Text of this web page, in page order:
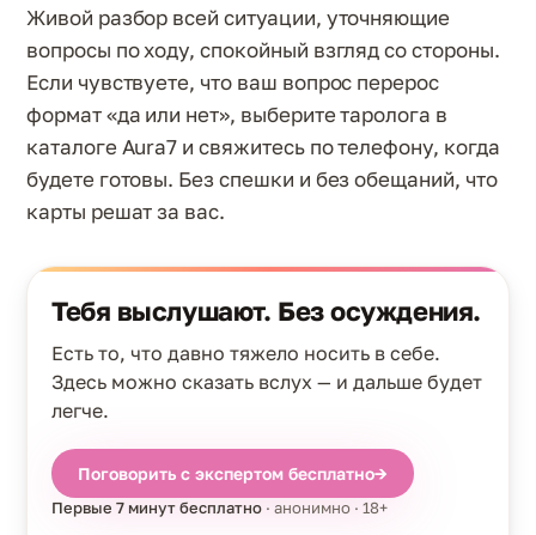
Живой разбор всей ситуации, уточняющие
вопросы по ходу, спокойный взгляд со стороны.
Если чувствуете, что ваш вопрос перерос
формат «да или нет», выберите таролога в
каталоге Aura7 и свяжитесь по телефону, когда
будете готовы. Без спешки и без обещаний, что
карты решат за вас.
Тебя выслушают. Без осуждения.
Есть то, что давно тяжело носить в себе.
Здесь можно сказать вслух — и дальше будет
легче.
Поговорить с экспертом бесплатно→
Первые 7 минут бесплатно · анонимно · 18+